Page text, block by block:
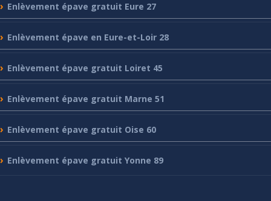
Enlèvement épave gratuit Eure 27
Enlèvement épave en Eure-et-Loir 28
Enlèvement épave gratuit Loiret 45
Enlèvement épave gratuit Marne 51
Enlèvement épave gratuit Oise 60
Enlèvement épave gratuit Yonne 89